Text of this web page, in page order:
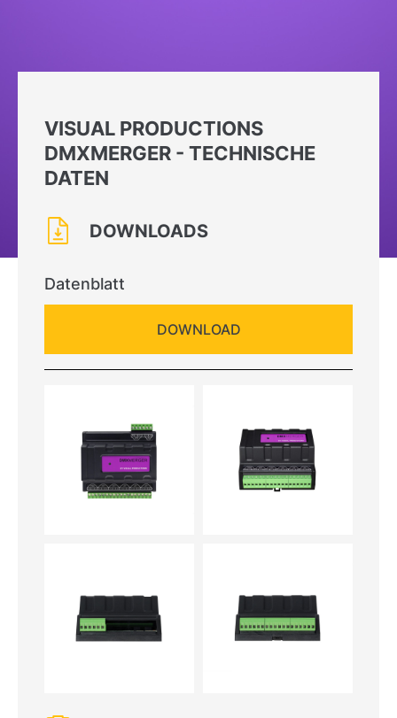
VISUAL PRODUCTIONS
DMXMERGER - TECHNISCHE
DATEN
DOWNLOADS
Datenblatt
DOWNLOAD